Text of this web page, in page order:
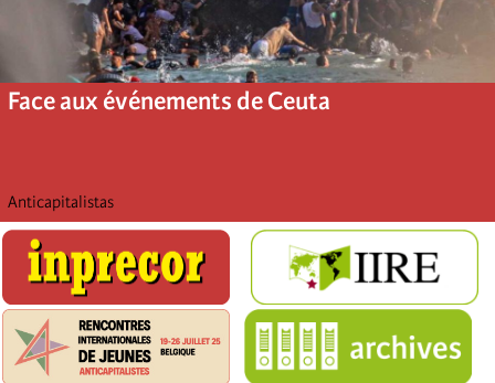
Face aux événements de Ceuta
Anticapitalistas